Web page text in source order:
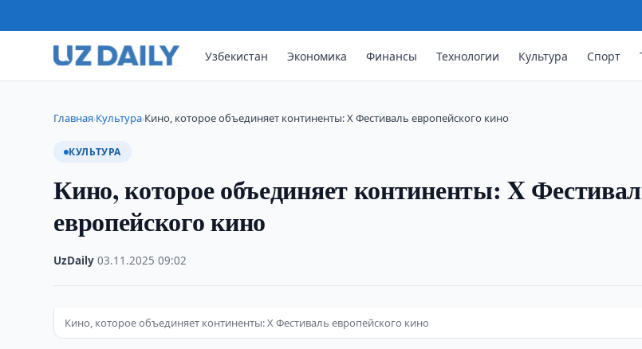
Узбекистан Экономика Финансы Технологии Культура Спорт
Главная›Культура›Кино, которое объединяет континенты: X Фестиваль европейского кино
КУЛЬТУРА
Кино, которое объединяет континенты: X
европейского кино
UzDaily ·03.11.2025 ·09:02
Кино, которое объединяет континенты: X Фестиваль европейского кино